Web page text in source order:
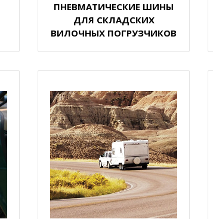
ПНЕВМАТИЧЕСКИЕ ШИНЫ
ДЛЯ СКЛАДСКИХ
ВИЛОЧНЫХ ПОГРУЗЧИКОВ